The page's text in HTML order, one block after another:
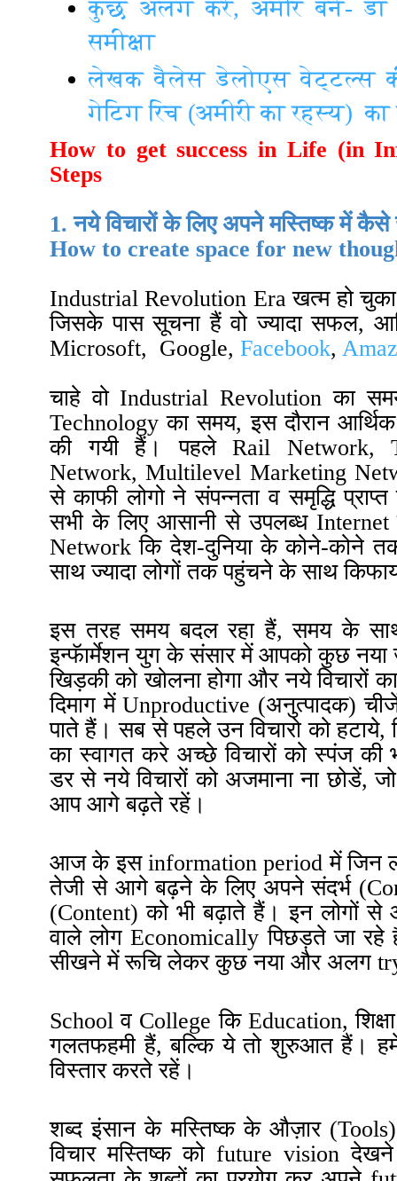
कुछ अलग करें, अमीर बनें- डॉ
समीक्षा
लेखक वैलेस डेलोएस वेट्टल्स
गेटिग रिच (अमीरी का रहस्य) का
How to get success in Life (in
Steps
1. नये विचारों के लिए अपने मस्तिष्क में कैसे
How to create space for new
Industrial Revolution Era खत्म हो
जिसके पास सूचना हैं वो ज्यादा सफल,
Microsoft, Google, Facebook,
चाहे वो Industrial Revolution का
Technologyका समय, इसदौरानआर्थिक
की गयी हैं ।
पहले Rail Network,
Network, Multilevel Marketing
से काफी लोगो ने संपन्नता वसमृद्धि
सभी के लिए आसानी से उपलब्ध
Network कि देश-दुनिया के कोने-कोने
साथ ज्यादा लोगों तकपहुंचने के साथ
इस तरह समय बदल रहा हैं, समय के
इन्फॅार्मेशन युग के संसार में आपको कुछ
खिड़कीको खोलना होगा और नये विचारों
दिमाग में Unproductive (अनुत्पादक)
पाते हैं। सब से पहले उन विचारो को हटाये,
का स्वागत करे अच्छे विचारों को स्पंज
डर से नये विचारों को अजमाना ना छोडें,
आप आगे बढ़ते रहें।
आज के इस informationperiodमें जिन
तेजी से आगे बढ़ने के लिए अपने संदर्भ
(Content) को भी बढ़ाते हैं । इन लोगों से
वाले लोग Economically पिछड़ते जा रहे
सीखने में रूचि लेकर कुछ नया और अलग try
School व College कि Education,
गलतफहमी हैं, बल्कि ये तो शुरुआत हैं ।
विस्तार करते रहें ।
शब्द इंसान के मस्तिष्क के औज़ार
विचार मस्तिष्क को future vision